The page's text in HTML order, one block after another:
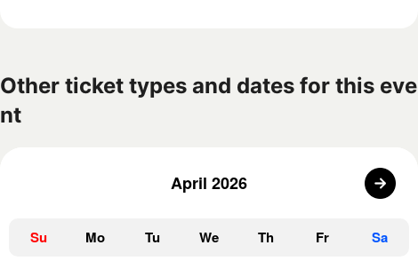
Other ticket types and dates for this eve
nt
April 2026
Su Mo Tu We Th Fr Sa